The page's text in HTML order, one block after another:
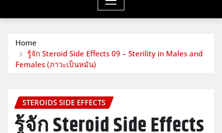
Home
รู้จัก Steroid Side Effects 09 – Sterility in Males and
Females (ภาวะเป็นหมัน)
STEROIDS SIDE EFFECTS
รู้จัก Steroid Side Effects